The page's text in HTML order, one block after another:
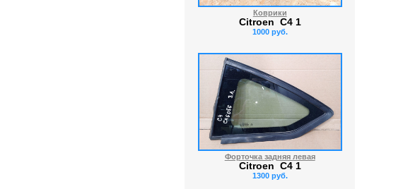
Коврики
Citroen C4 1
1000 руб.
Форточка задняя левая
Citroen C4 1
1300 руб.